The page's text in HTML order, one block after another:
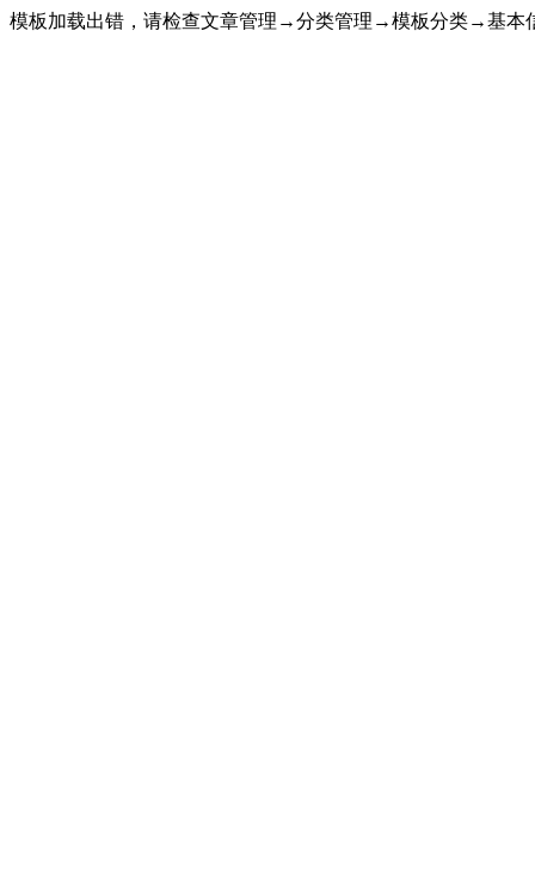
模板加载出错，请检查文章管理→分类管理→模板分类→基本